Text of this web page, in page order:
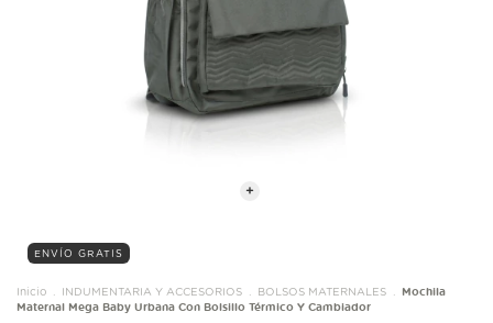
ENVÍO GRATIS
Inicio INDUMENTARIA Y ACCESORIOS BOLSOS MATERNALES
Mochila
Maternal Mega Baby Urbana Con Bolsillo Térmico Y Cambiador